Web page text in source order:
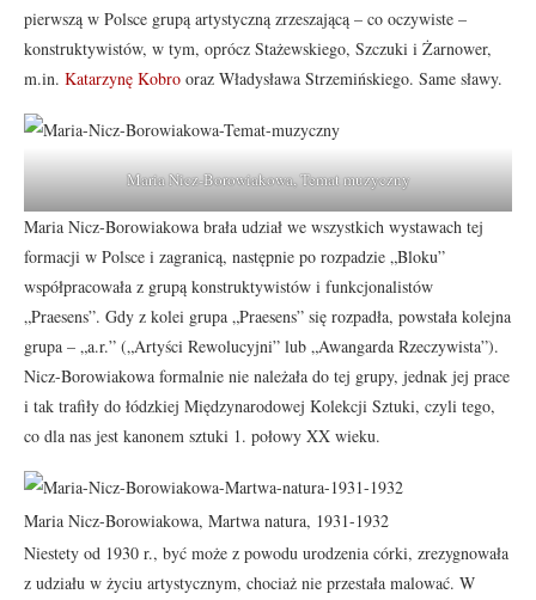
pierwszą w Polsce grupą artystyczną zrzeszającą – co oczywiste –
konstruktywistów, w tym, oprócz Stażewskiego, Szczuki i Żarnower,
m.in. Katarzynę Kobro oraz Władysława Strzemińskiego. Same sławy.
Maria Nicz-Borowiakowa, Temat muzyczny
Maria Nicz-Borowiakowa brała udział we wszystkich wystawach tej
formacji w Polsce i zagranicą, następnie po rozpadzie „Bloku”
współpracowała z grupą konstruktywistów i funkcjonalistów
„Praesens”. Gdy z kolei grupa „Praesens” się rozpadła, powstała kolejna
grupa – „a.r.” („Artyści Rewolucyjni” lub „Awangarda Rzeczywista”).
Nicz-Borowiakowa formalnie nie należała do tej grupy, jednak jej prace
i tak trafiły do łódzkiej Międzynarodowej Kolekcji Sztuki, czyli tego,
co dla nas jest kanonem sztuki 1. połowy XX wieku.
Maria Nicz-Borowiakowa, Martwa natura, 1931-1932
Niestety od 1930 r., być może z powodu urodzenia córki, zrezygnowała
z udziału w życiu artystycznym, chociaż nie przestała malować. W